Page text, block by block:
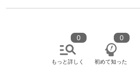
もっと詳しく
0
初めて知った
0